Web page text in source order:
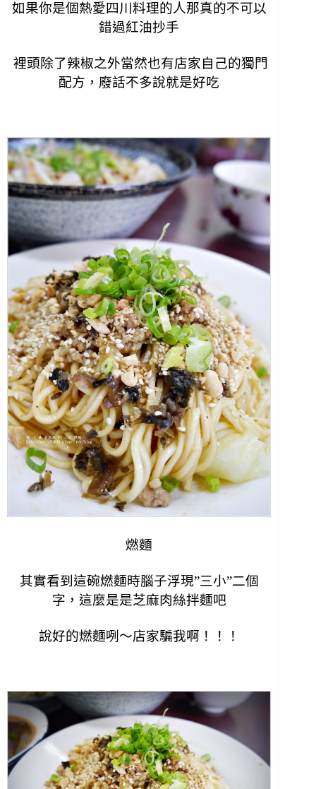
如果你是個熱愛四川料理的人那真的不可以
錯過紅油抄手
裡頭除了辣椒之外當然也有店家自己的獨門
配方， 廢話不多說就是好吃
燃麵
其實看到這碗燃麵時腦子浮現”三小”二個
字， 這麼是是芝麻肉絲拌麵吧
說好的燃麵咧～店家騙我啊！！！